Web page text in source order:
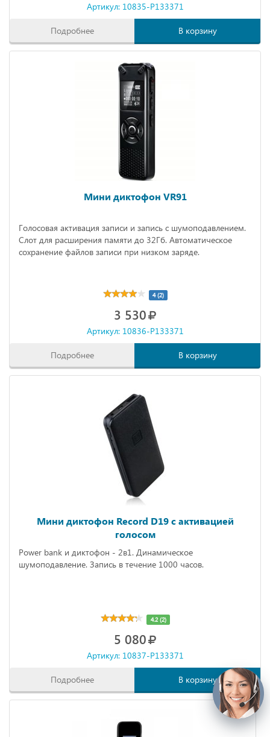
Артикул: 10835-P133371
Подробнее В корзину
Мини диктофон VR91
Голосовая активация записи и запись с шумоподавлением.
Слот для расширения памяти до 32Гб. Автоматическое
сохранение файлов записи при низком заряде.
4 (2)
3 530
Артикул: 10836-P133371
Подробнее В корзину
Мини диктофон Record D19 с активацией
голосом
Power bank и диктофон - 2в1. Динамическое
шумоподавление. Запись в течение 1000 часов.
4.2 (2)
5 080
Артикул: 10837-P133371
Подробнее В корзину